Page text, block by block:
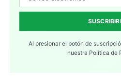
Al presionar el botón de
nuestra Política de